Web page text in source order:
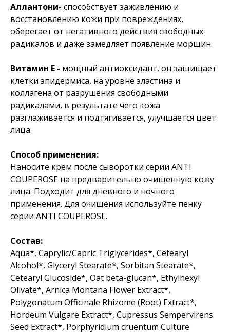
Аллантони- способствует заживлению и
восстановлению кожи при повреждениях,
оберегает от негативного действия свободных
радикалов и даже замедляет появление морщин.
Витамин Е - мощный антиоксидант, он защищает
клетки эпидермиса, на уровне эластина и
коллагена от разрушения свободными
радикалами, в результате чего кожа
разглаживается и подтягивается, улучшается цвет
лица.
Способ применения:
Наносите крем после сыворотки серии ANTI
COUPEROSE на предварительно очищенную кожу
лица. Подходит для дневного и ночного
применения. Для очищения используйте пенку
серии ANTI COUPEROSE.
Состав:
Aqua*, Caprylic/Capric Triglycerides*, Cetearyl
Alcohol*, Glyceryl Stearate*, Sorbitan Stearate*,
Cetearyl Glucoside*, Oat beta-glucan*, Ethylhexyl
Olivate*, Arnica Montana Flower Extract*,
Polygonatum Officinale Rhizome (Root) Extract*,
Hordeum Vulgare Extract*, Cupressus Sempervirens
Seed Extract*, Porphyridium cruentum Culture